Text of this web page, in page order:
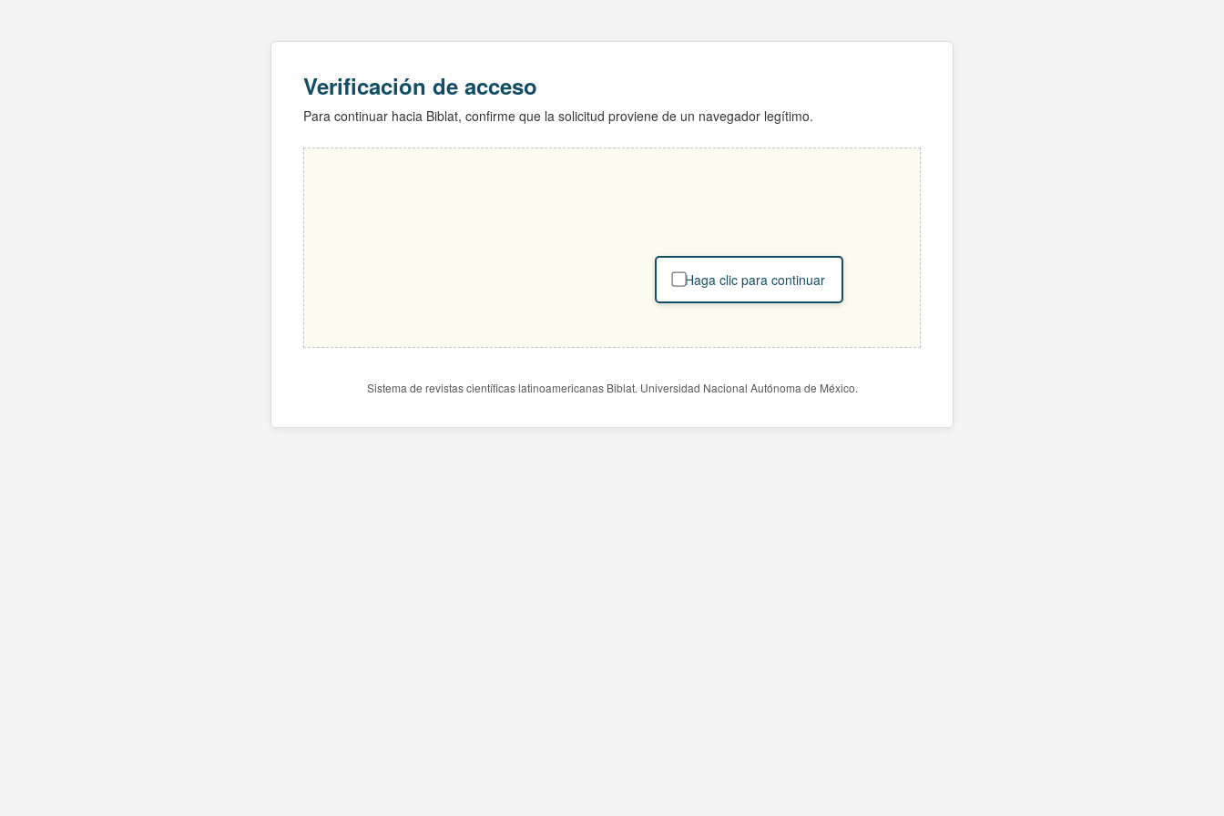
Verificación de acceso
Para continuar hacia Biblat, confirme que la solicitud proviene de un navegador legítimo.
Haga clic para continuar
Sistema de revistas científicas latinoamericanas Biblat. Universidad Nacional Autónoma de México.